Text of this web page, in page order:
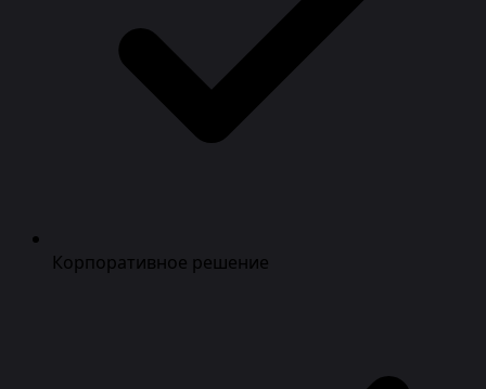
Корпоративное решение